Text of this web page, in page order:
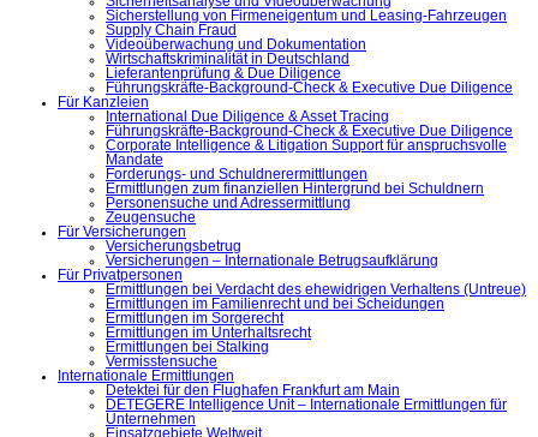
Sicherstellung von Firmeneigentum und Leasing-Fahrzeugen
Supply Chain Fraud
Videoüberwachung und Dokumentation
Wirtschaftskriminalität in Deutschland
Lieferantenprüfung & Due Diligence
Führungskräfte-Background-Check & Executive Due Diligence
Für Kanzleien
International Due Diligence & Asset Tracing
Führungskräfte-Background-Check & Executive Due Diligence
Corporate Intelligence & Litigation Support für anspruchsvolle
Mandate
Forderungs- und Schuldnerermittlungen
Ermittlungen zum finanziellen Hintergrund bei Schuldnern
Personensuche und Adressermittlung
Zeugensuche
Für Versicherungen
Versicherungsbetrug
Versicherungen – Internationale Betrugsaufklärung
Für Privatpersonen
Ermittlungen bei Verdacht des ehewidrigen Verhaltens (Untreue)
Ermittlungen im Familienrecht und bei Scheidungen
Ermittlungen im Sorgerecht
Ermittlungen im Unterhaltsrecht
Ermittlungen bei Stalking
Vermisstensuche
Internationale Ermittlungen
Detektei für den Flughafen Frankfurt am Main
DETEGERE Intelligence Unit – Internationale Ermittlungen für
Unternehmen
Einsatzgebiete Weltweit